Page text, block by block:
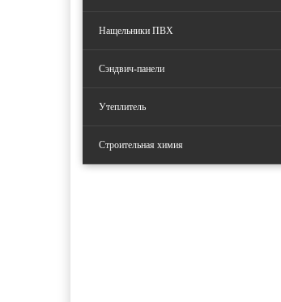
Нащельники ПВХ
Сэндвич-панели
Утеплитель
Строительная химия